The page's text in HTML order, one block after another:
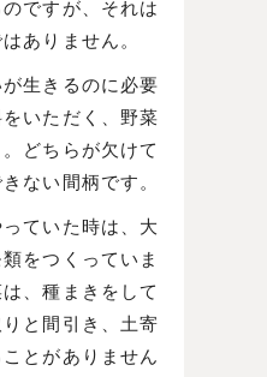
ですが、それは
ありません。
生きるのに必要
いただく、野菜
どちらが欠けて
ない間柄です。
ていた時は、大
をつくっていま
、種まきをして
と間引き、土寄
とがありません